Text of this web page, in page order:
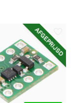
AFGEPRIJSD